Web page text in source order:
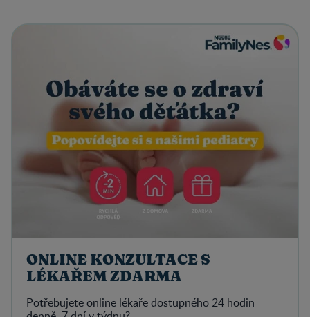
ONLINE KONZULTACE S
LÉKAŘEM ZDARMA
Potřebujete online lékaře dostupného 24 hodin